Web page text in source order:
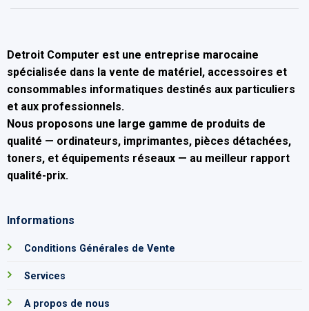
Detroit Computer est une entreprise marocaine
spécialisée dans la vente de matériel, accessoires et
consommables informatiques destinés aux particuliers
et aux professionnels.
Nous proposons une large gamme de produits de
qualité — ordinateurs, imprimantes, pièces détachées,
toners, et équipements réseaux — au meilleur rapport
qualité-prix.
Informations
Conditions Générales de Vente
Services
A propos de nous